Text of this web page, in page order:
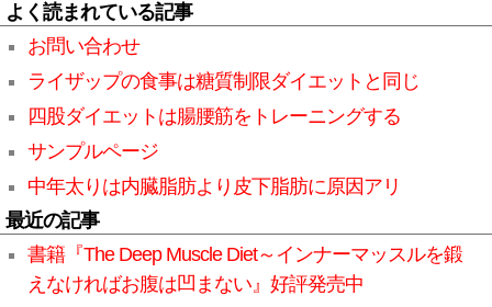
よく読まれている記事
お問い合わせ
ライザップの食事は糖質制限ダイエットと同じ
四股ダイエットは腸腰筋をトレーニングする
サンプルページ
中年太りは内臓脂肪より皮下脂肪に原因アリ
最近の記事
書籍『The Deep Muscle Diet～インナーマッスルを鍛
えなければお腹は凹まない』好評発売中